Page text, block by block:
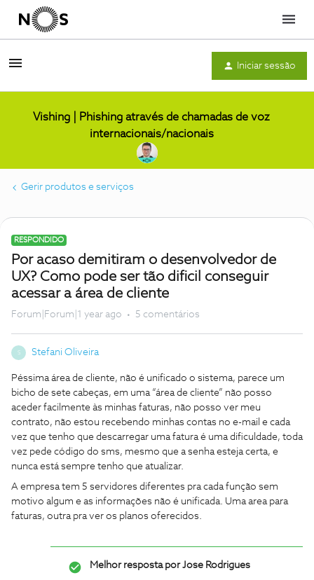
Menu
Iniciar sessão
Vishing | Phishing através de chamadas de voz
internacionais/nacionais
Gerir produtos e serviços
RESPONDIDO
Por acaso demitiram o desenvolvedor de
UX? Como pode ser tão dificil conseguir
acessar a área de cliente
Forum|Forum|1 year ago 5 comentários
S Stefani Oliveira
Péssima área de cliente, não é unificado o sistema, parece um
bicho de sete cabeças, em uma “área de cliente” não posso
aceder facilmente às minhas faturas, não posso ver meu
contrato, não estou recebendo minhas contas no e-mail e cada
vez que tenho que descarregar uma fatura é uma dificuldade, toda
vez pede código do sms, mesmo que a senha esteja certa, e
nunca está sempre tenho que atualizar.
A empresa tem 5 servidores diferentes pra cada função sem
motivo algum e as informações não é unificada. Uma area para
faturas, outra pra ver os planos oferecidos.
Melhor resposta porJose Rodrigues